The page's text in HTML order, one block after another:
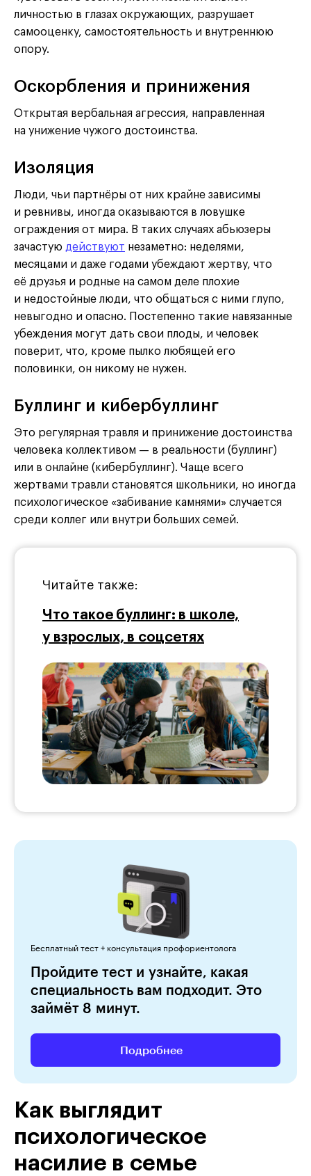
личностью в глазах окружающих, разрушает
самооценку, самостоятельность и внутреннюю
опору.
Оскорбления и принижения
Открытая вербальная агрессия, направленная
на унижение чужого достоинства.
Изоляция
Люди, чьи партнёры от них крайне зависимы
и ревнивы, иногда оказываются в ловушке
ограждения от мира. В таких случаях абьюзеры
зачастую действуют незаметно: неделями,
месяцами и даже годами убеждают жертву, что
её друзья и родные на самом деле плохие
и недостойные люди, что общаться с ними глупо,
невыгодно и опасно. Постепенно такие навязанные
убеждения могут дать свои плоды, и человек
поверит, что, кроме пылко любящей его
половинки, он никому не нужен.
Буллинг и кибербуллинг
Это регулярная травля и принижение достоинства
человека коллективом — в реальности (буллинг)
или в онлайне (кибербуллинг). Чаще всего
жертвами травли становятся школьники, но иногда
психологическое «забивание камнями» случается
среди коллег или внутри больших семей.
Читайте также:
Что такое буллинг: в школе,
у взрослых, в соцсетях
Бесплатный тест + консультация профориентолога
Пройдите тест и узнайте, какая
специальность вам подходит. Это
займёт 8 минут.
Подробнее
Как выглядит
психологическое
насилие в семье